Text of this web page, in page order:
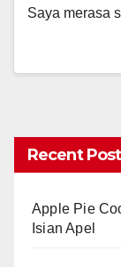
Saya merasa
Recent
Apple Pie
Isian Apel